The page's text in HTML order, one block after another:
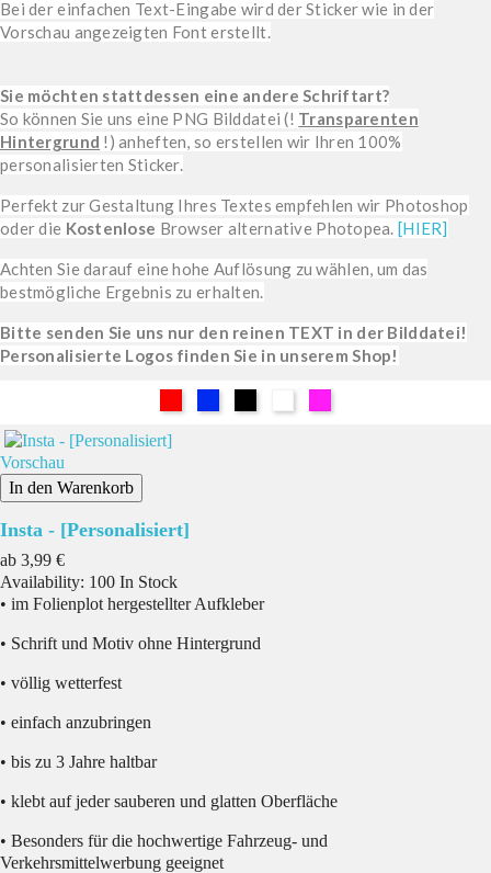
Bei der einfachen Text-Eingabe wird der Sticker wie in der
Vorschau angezeigten Font erstellt.
Sie möchten stattdessen eine andere Schriftart?
So können Sie uns eine PNG Bilddatei (! Transparenten
Hintergrund !) anheften, so erstellen wir Ihren 100%
personalisierten Sticker.
Perfekt zur Gestaltung Ihres Textes empfehlen wir Photoshop
oder die Kostenlose Browser alternative Photopea.[HIER]
Achten Sie darauf eine hohe Auflösung zu wählen, um das
bestmögliche Ergebnis zu erhalten.
Bitte senden Sie uns nur den reinen TEXT in der Bilddatei!
Personalisierte Logos finden Sie in unserem Shop!
Vorschau
In den Warenkorb
Insta - [Personalisiert]
ab Preis
3,99 €
Availability: 100 In Stock
• im Folienplot hergestellter Aufkleber
• Schrift und Motiv ohne Hintergrund
• völlig wetterfest
• einfach anzubringen
• bis zu 3 Jahre haltbar
• klebt auf jeder sauberen und glatten Oberfläche
• Besonders für die hochwertige Fahrzeug- und
Verkehrsmittelwerbung geeignet